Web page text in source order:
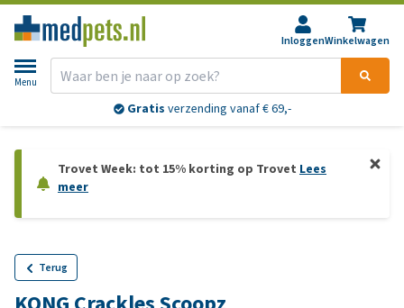
InloggenWinkelwagen
Menu
Gratis verzending vanaf € 69,-
Trovet Week: tot 15% korting op Trovet Lees
meer
Terug